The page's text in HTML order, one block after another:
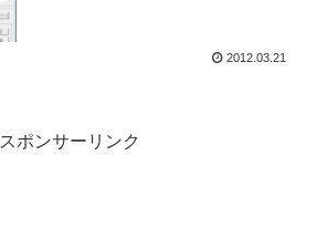
2012.03.21
スポンサーリンク